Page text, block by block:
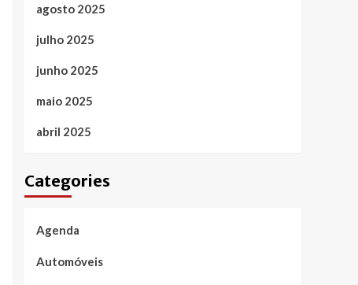
agosto 2025
julho 2025
junho 2025
maio 2025
abril 2025
Categories
Agenda
Automóveis